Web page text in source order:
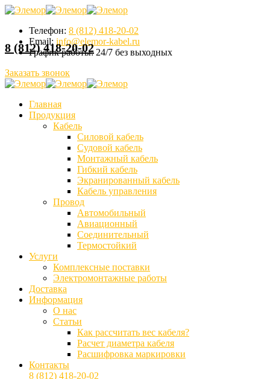
Телефон: 8 (812) 418-20-02
Email: info@elemor-kabel.ru
График работы: 24/7 без выходных
Заказать звонок
8 (812) 418-20-02
Главная
Продукция
Кабель
Силовой кабель
Судовой кабель
Монтажный кабель
Гибкий кабель
Экранированный кабель
Кабель управления
Провод
Автомобильный
Авиационный
Соединительный
Термостойкий
Услуги
Комплексные поставки
Электромонтажные работы
Доставка
Информация
О нас
Статьи
Как рассчитать вес кабеля?
Расчет диаметра кабеля
Расшифровка маркировки
Контакты
8 (812) 418-20-02